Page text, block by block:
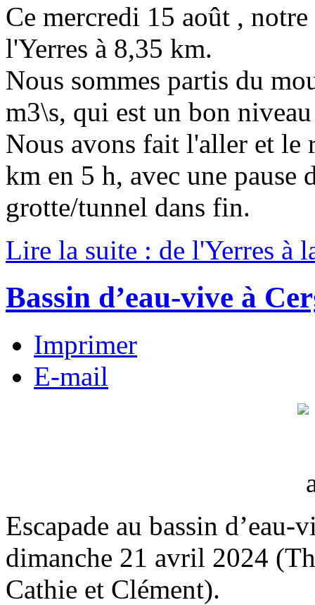
Ce mercredi 15 août ,
l'Yerres à 8,35 km.
Nous sommes partis du
m3\s, qui est un bon
Nous avons fait l'aller et le
km en 5 h, avec une pause
grotte/tunnel dans fin.
Lire la suite : de l'Yerres à
Bassin d’eau-vive à
Imprimer
E-mail
Escapade au bassin
dimanche 21 avril 2024
Cathie et Clément).